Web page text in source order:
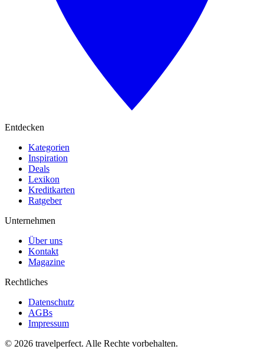
Entdecken
Kategorien
Inspiration
Deals
Lexikon
Kreditkarten
Ratgeber
Unternehmen
Über uns
Kontakt
Magazine
Rechtliches
Datenschutz
AGBs
Impressum
© 2026 travelperfect. Alle Rechte vorbehalten.